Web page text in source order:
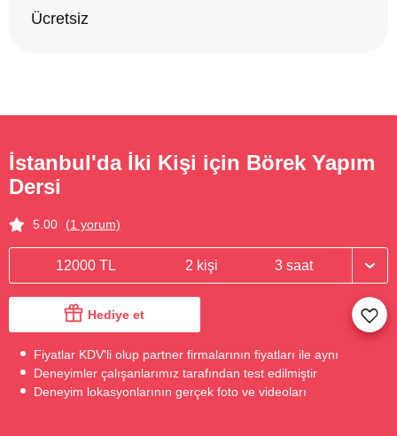
Ücretsiz
İstanbul'da İki Kişi için Börek Yapım
Dersi
5.00 (1 yorum)
12000 TL 2 kişi 3 saat
Hediye et
Fiyatlar KDV'li olup partner firmalarının fiyatları ile aynı
Deneyimler çalışanlarımız tarafından test edilmiştir
Deneyim lokasyonlarının gerçek foto ve videoları